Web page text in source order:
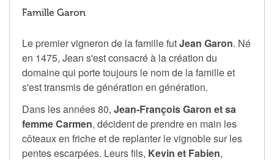
Famille Garon
Le premier vigneron de la famille futJean Garon. Né
en 1475, Jean s'est consacré à la création du
domaine qui porte toujours le nom de la famille et
s'est transmis de génération en génération.
Dans les années 80, Jean-François Garon et sa
femme Carmen, décident de prendre en main les
côteaux en friche et de replanter le vignoble sur les
pentes escarpées. Leurs fils, Kevin et Fabien,